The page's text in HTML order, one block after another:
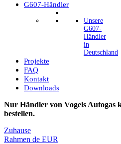
G607-Händler
Unsere
G607-
Händler
in
Deutschland
Projekte
FAQ
Kontakt
Downloads
Nur Händler von Vogels Autogas
bestellen.
Zuhause
Rahmen de EUR